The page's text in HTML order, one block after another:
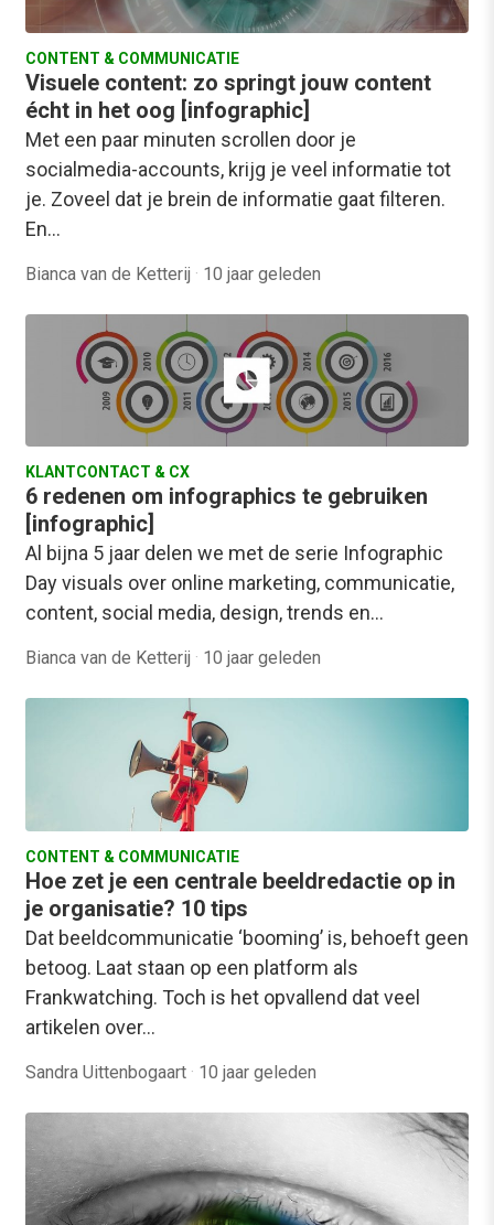
CONTENT & COMMUNICATIE
Visuele content: zo springt jouw content
écht in het oog [infographic]
Met een paar minuten scrollen door je
socialmedia-accounts, krijg je veel informatie tot
je. Zoveel dat je brein de informatie gaat filteren.
En…
Bianca van de Ketterij · 10 jaar geleden
KLANTCONTACT & CX
6 redenen om infographics te gebruiken
[infographic]
Al bijna 5 jaar delen we met de serie Infographic
Day visuals over online marketing, communicatie,
content, social media, design, trends en…
Bianca van de Ketterij · 10 jaar geleden
CONTENT & COMMUNICATIE
Hoe zet je een centrale beeldredactie op in
je organisatie? 10 tips
Dat beeldcommunicatie ‘booming’ is, behoeft geen
betoog. Laat staan op een platform als
Frankwatching. Toch is het opvallend dat veel
artikelen over…
Sandra Uittenbogaart · 10 jaar geleden